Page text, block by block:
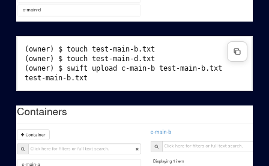
(owner) $ touch
(owner)
$ touch
(owner)
$ swift upload c-main-b
test-main-b.txt